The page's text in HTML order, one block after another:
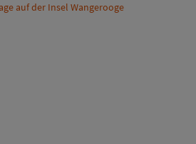
auf der Insel Wangerooge